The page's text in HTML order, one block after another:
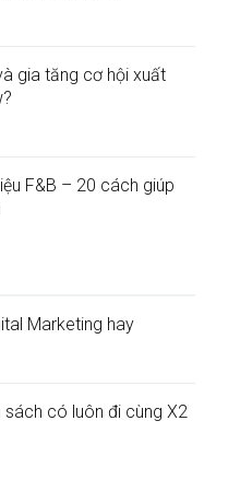
gia tăng cơ hội xuất
F&B – 20 cách giúp
Marketing hay
sách có luôn đi cùng X2